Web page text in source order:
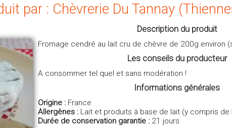
par : Chèvrerie Du Tannay
Description du produit
Fromage cendré au lait cru de chèvre de 200g environ
Les conseils du producteur
A consommer tel quel et sans modération !
Informations générales
Origine : France
Allergènes : Lait et produits à base de lait (y compris de
Durée de conservation garantie : 21 jours